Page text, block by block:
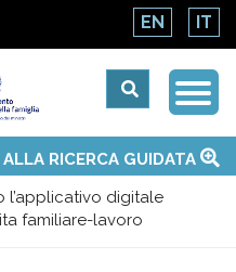
EN IT
ALLA RICERCA GUIDATA
l’applicativo digitale
familiare-lavoro